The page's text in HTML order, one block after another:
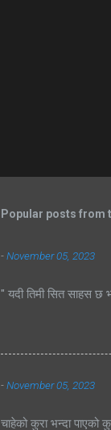
Popular posts from
-November 05, 2023
" यदी तिमी सित साहस
-November 05, 2023
चाहेको कुरा भन्दा